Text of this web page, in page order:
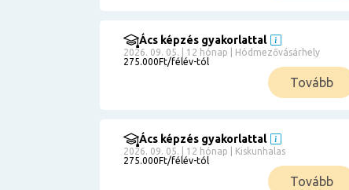
Ács képzés gyakorlattal
2026. 09. 05. | 12 hónap | Hódmezővásárhely
275.000Ft/félév-tól
Tovább
Ács képzés gyakorlattal
2026. 09. 05. | 12 hónap | Kiskunhalas
275.000Ft/félév-tól
Tovább